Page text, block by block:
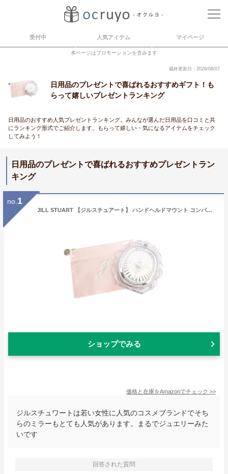
受付中 人気アイテム マイページ
本ページはプロモーションを含みます
最終更新日：2026/08/07
日用品のプレゼントで喜ばれるおすすめギフト！も
らって嬉しいプレゼントランキング
日用品のおすすめ人気プレゼントランキング。みんなが選んだ日用品を口コミと共
にランキング形式でご紹介します。もらって嬉しい・気になるアイテムをチェック
してみよう！
日用品のプレゼントで喜ばれるおすすめプレゼントラン
キング
no. 1
JILL STUART 【ジルスチュアート】 ハンドヘルドマウント コンパクトミラーII
ショップでみる
価格と在庫をAmazonでチェック >>
ジルスチュワートは若い女性に人気のコスメブランドでそち
らのミラーもとても人気があります。まるでジュエリーみた
いです
回答された質問